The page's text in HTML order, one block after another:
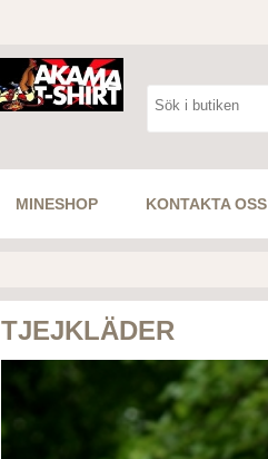
MINESHOP KONTAKTA OSS
TJEJKLÄDER